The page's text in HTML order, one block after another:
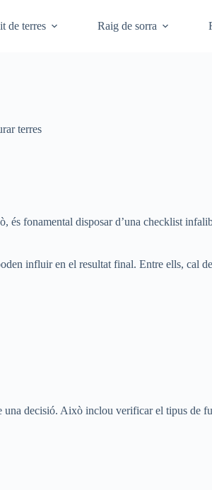
de terres
Raig de sorra
terres
fonamental disposar d’una checklist
influir en el resultat final. Entre ells, cal
una decisió. Això inclou verificar el tipus